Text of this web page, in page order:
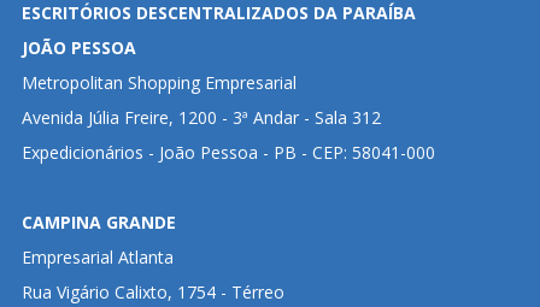
ESCRITÓRIOS DESCENTRALIZADOS DA PARAÍBA
JOÃO PESSOA
Metropolitan Shopping Empresarial
Avenida Júlia Freire, 1200 - 3ª Andar - Sala 312
Expedicionários - João Pessoa - PB - CEP: 58041-000
CAMPINA GRANDE
Empresarial Atlanta
Rua Vigário Calixto, 1754 - Térreo